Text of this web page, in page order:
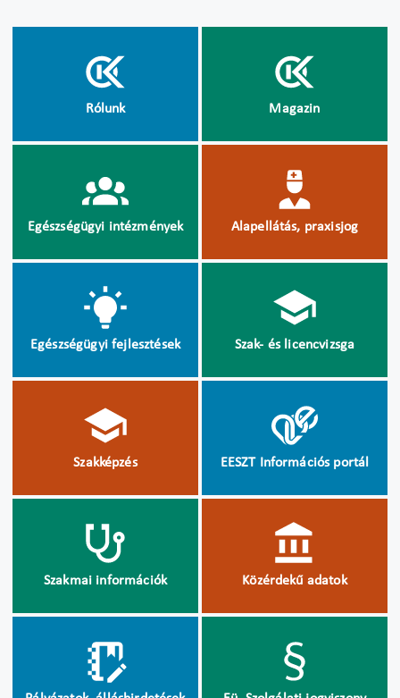
Rólunk Magazin
Egészségügyi intézmények Alapellátás, praxisjog
Egészségügyi fejlesztések Szak- és licencvizsga
Szakképzés EESZT Információs portál
Szakmai információk Közérdekű adatok